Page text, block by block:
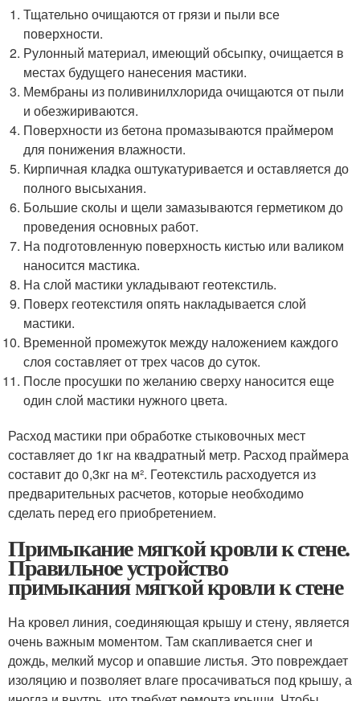
Тщательно очищаются от грязи и пыли все
поверхности.
Рулонный материал, имеющий обсыпку, очищается в
местах будущего нанесения мастики.
Мембраны из поливинилхлорида очищаются от пыли
и обезжириваются.
Поверхности из бетона промазываются праймером
для понижения влажности.
Кирпичная кладка оштукатуривается и оставляется до
полного высыхания.
Большие сколы и щели замазываются герметиком до
проведения основных работ.
На подготовленную поверхность кистью или валиком
наносится мастика.
На слой мастики укладывают геотекстиль.
Поверх геотекстиля опять накладывается слой
мастики.
Временной промежуток между наложением каждого
слоя составляет от трех часов до суток.
После просушки по желанию сверху наносится еще
один слой мастики нужного цвета.
Расход мастики при обработке стыковочных мест
составляет до 1кг на квадратный метр. Расход праймера
составит до 0,3кг на м². Геотекстиль расходуется из
предварительных расчетов, которые необходимо
сделать перед его приобретением.
Примыкание мягкой кровли к стене.
Правильное устройство
примыкания мягкой кровли к стене
На кровел линия, соединяющая крышу и стену, является
очень важным моментом. Там скапливается снег и
дождь, мелкий мусор и опавшие листья. Это повреждает
изоляцию и позволяет влаге просачиваться под крышу, а